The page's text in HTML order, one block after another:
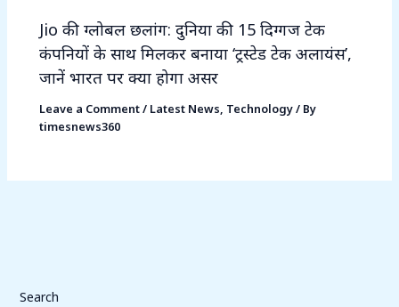
Jio की ग्लोबल छलांग: दुनिया की 15 दिग्गज टेक
कंपनियों के साथ मिलकर बनाया ‘ट्रस्टेड टेक अलायंस’,
जानें भारत पर क्या होगा असर
Leave a Comment/ Latest News Technology/ By
timesnews360
Search